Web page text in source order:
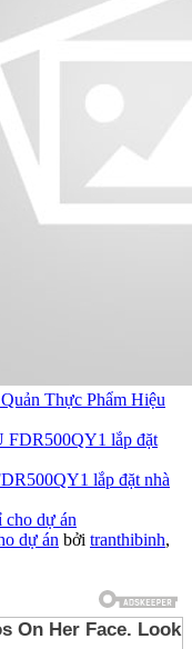
Thực Phẩm Hiệu
lắp đặt nhà
dự án bởi tranthibinh,